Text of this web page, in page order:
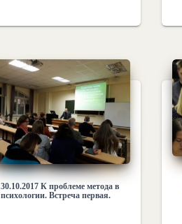
30.10.2017 К проблеме метода в
психологии. Встреча первая.